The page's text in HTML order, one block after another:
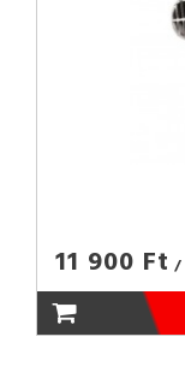
11 900 Ft /